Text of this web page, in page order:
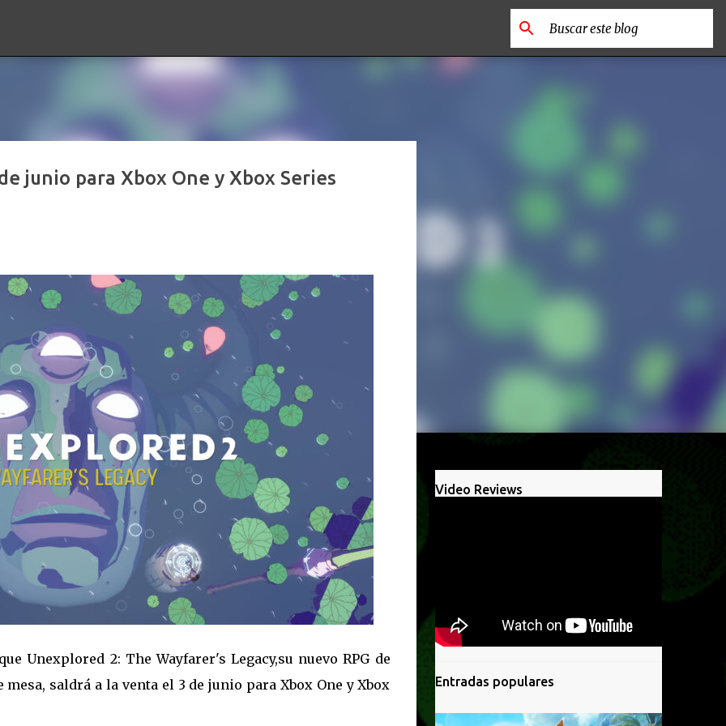
junio para Xbox One y Xbox Series
Unexplored 2: The Wayfarer's Legacy,su nuevo RPG de
saldrá a la venta el 3 de junio para Xbox One y Xbox
Video Reviews
Entradas populares